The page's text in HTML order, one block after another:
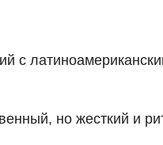
с
но жесткий и